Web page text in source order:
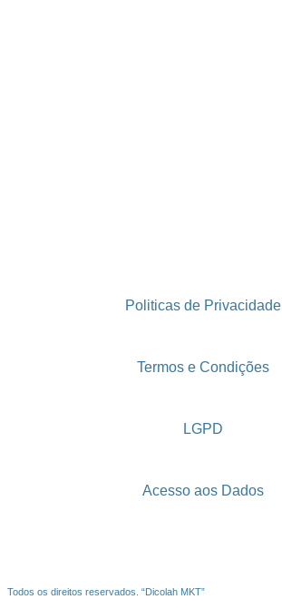
Politicas de Privacidade
Termos e Condições
LGPD
Acesso aos Dados
Todos os direitos reservados. “Dicolah MKT”